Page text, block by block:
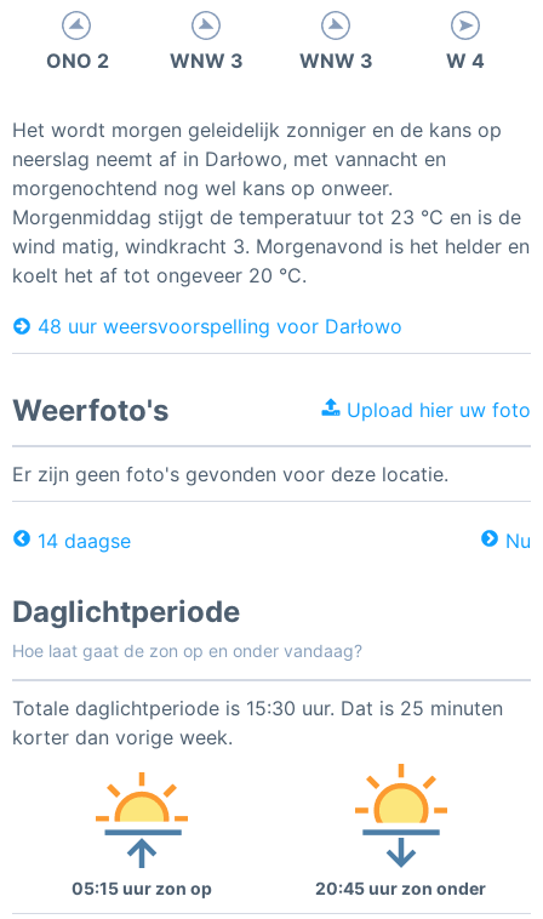
ONO 2 WNW 3 WNW 3 W 4
Het wordt morgen geleidelijk zonniger en de kans op
neerslag neemt af in Darłowo, met vannacht en
morgenochtend nog wel kans op onweer.
Morgenmiddag stijgt de temperatuur tot 23 °C en is de
wind matig, windkracht 3. Morgenavond is het helder en
koelt het af tot ongeveer 20 °C.
48 uur weersvoorspelling voor Darłowo
Weerfoto's Upload hier uw foto
Er zijn geen foto's gevonden voor deze locatie.
14 daagse Nu
Daglichtperiode
Hoe laat gaat de zon op en onder vandaag?
Totale daglichtperiode is 15:30 uur. Dat is 25 minuten
korter dan vorige week.
05:15 uur zon op 20:45 uur zon onder